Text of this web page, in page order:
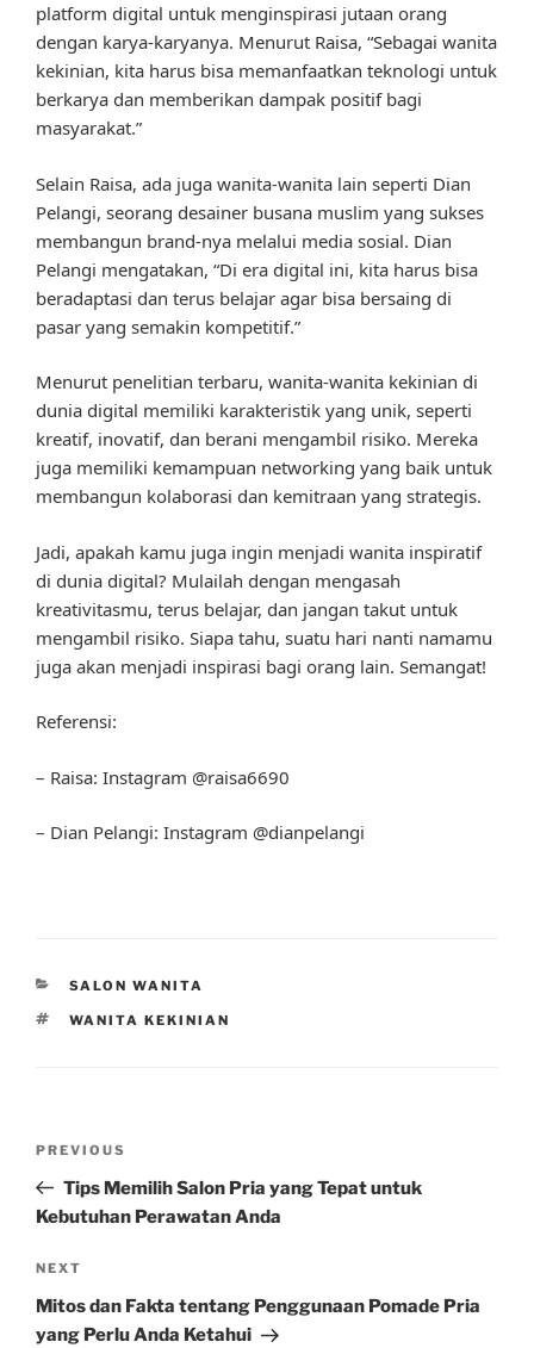
platform digital untuk menginspirasi jutaan orang
dengan karya-karyanya. Menurut Raisa, “Sebagai wanita
kekinian, kita harus bisa memanfaatkan teknologi untuk
berkarya dan memberikan dampak positif bagi
masyarakat.”
Selain Raisa, ada juga wanita-wanita lain seperti Dian
Pelangi, seorang desainer busana muslim yang sukses
membangun brand-nya melalui media sosial. Dian
Pelangi mengatakan, “Di era digital ini, kita harus bisa
beradaptasi dan terus belajar agar bisa bersaing di
pasar yang semakin kompetitif.”
Menurut penelitian terbaru, wanita-wanita kekinian di
dunia digital memiliki karakteristik yang unik, seperti
kreatif, inovatif, dan berani mengambil risiko. Mereka
juga memiliki kemampuan networking yang baik untuk
membangun kolaborasi dan kemitraan yang strategis.
Jadi, apakah kamu juga ingin menjadi wanita inspiratif
di dunia digital? Mulailah dengan mengasah
kreativitasmu, terus belajar, dan jangan takut untuk
mengambil risiko. Siapa tahu, suatu hari nanti namamu
juga akan menjadi inspirasi bagi orang lain. Semangat!
Referensi:
– Raisa: Instagram @raisa6690
– Dian Pelangi: Instagram @dianpelangi
CATEGORIES
SALON WANITA
TAGS
WANITA KEKINIAN
Previous
Post
PREVIOUS
Tips Memilih Salon Pria yang Tepat untuk
Kebutuhan Perawatan Anda
Next
Post
NEXT
Mitos dan Fakta tentang Penggunaan Pomade Pria
yang Perlu Anda Ketahui